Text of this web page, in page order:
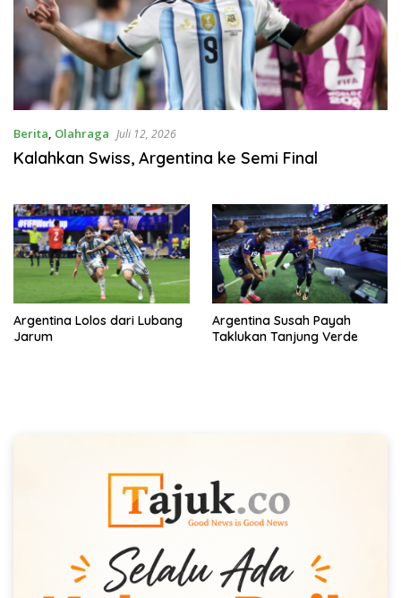
Berita, Olahraga Juli 12, 2026
Kalahkan Swiss, Argentina ke Semi Final
Argentina Lolos dari Lubang
Jarum
Argentina Susah Payah
Taklukan Tanjung Verde